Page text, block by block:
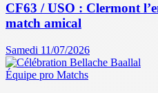
CF63 / USO : Clermont
match amical
Samedi 11/07/2026
Équipe pro Matchs